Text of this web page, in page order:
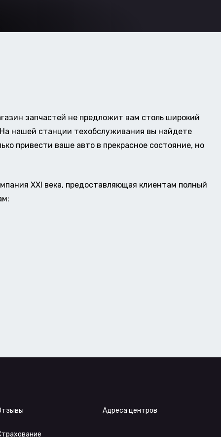
запчастей не предложит вам столь широкий
нашей станции техобслуживания вы найдете
привести ваше авто в прекрасное состояние, но
XXI века, предоставляющая клиентам полный
Адреса центров